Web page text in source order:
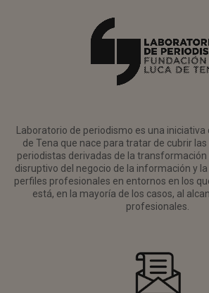
Laboratorio de periodismo es una iniciativa
de Tena que nace para tratar de cubrir
periodistas derivadas de la transformación
disruptivo del negocio de la información y
perfiles profesionales en entornos en los
está, en la mayoría de los casos, al
profesionales.